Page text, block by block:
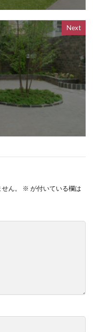
Next
ん。 ※ が付いている欄は
OnlyOne クーリエ
ャーポ
ユニット
ネームプレート